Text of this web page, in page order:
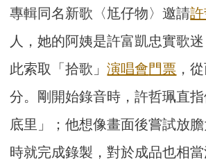
專輯同名新歌〈尪仔物〉邀請
人，她的阿姨是許富凱忠實歌
此索取「拾歌」演唱會門票 ，
分。剛開始錄音時，許哲珮直
底里」；他想像畫面後嘗試放
時就完成錄製，對於成品也相